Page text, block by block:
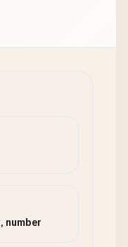
number